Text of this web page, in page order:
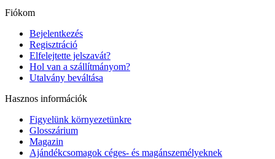
Fiókom
Bejelentkezés
Regisztráció
Elfelejtette jelszavát?
Hol van a szállítmányom?
Utalvány beváltása
Hasznos információk
Figyelünk környezetünkre
Glosszárium
Magazin
Ajándékcsomagok céges- és magánszemélyeknek